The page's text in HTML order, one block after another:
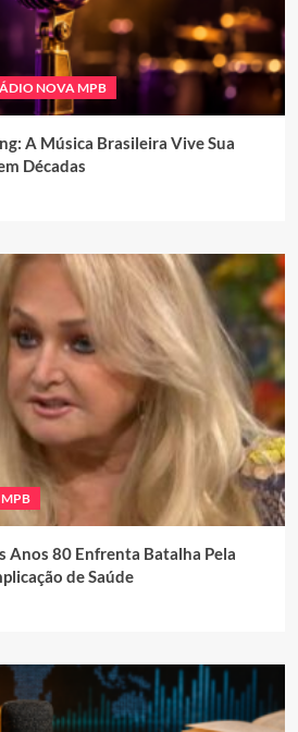
NOVA MPB
A Música Brasileira Vive Sua
Décadas
Anos 80 Enfrenta Batalha Pela
de Saúde